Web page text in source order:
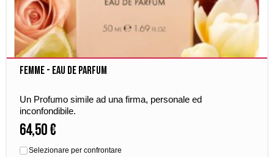
Femme - Eau de Parfum
Un Profumo simile ad una firma, personale ed
inconfondibile.
64,50 €
Selezionare per confrontare